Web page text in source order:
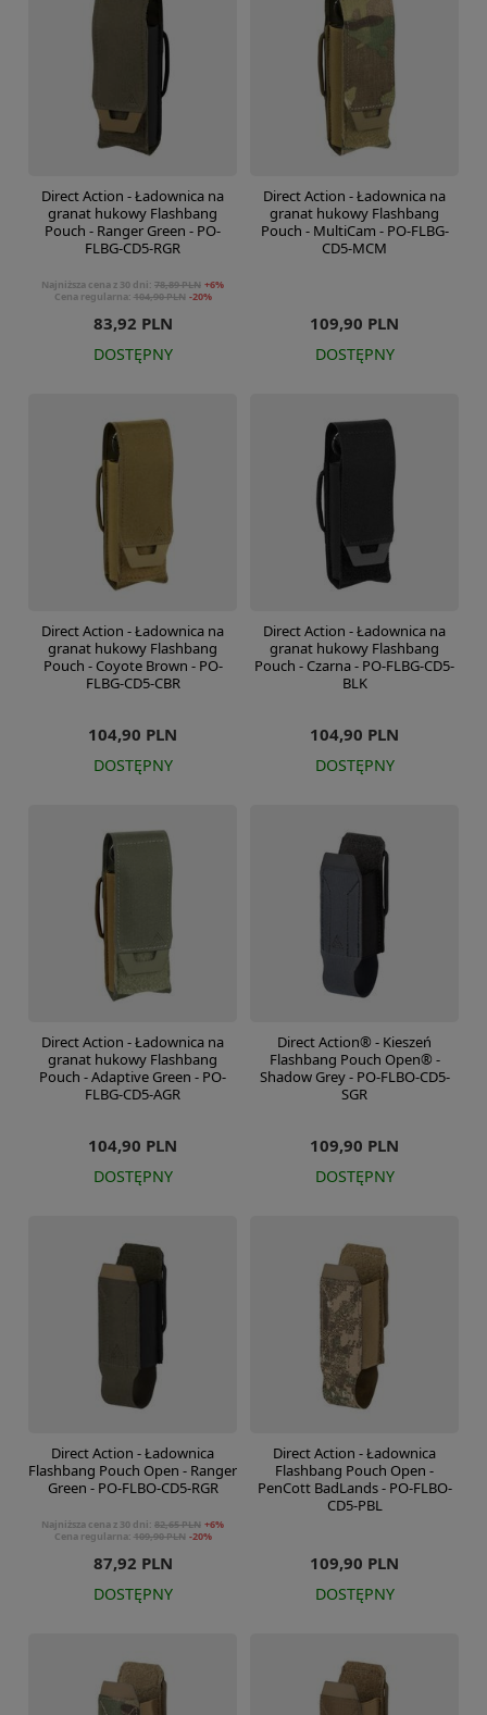
Direct Action - Ładownica na
granat hukowy Flashbang
Pouch - Ranger Green - PO-
FLBG-CD5-RGR
83,92 PLN
Najniższa cena z 30 dni: 78,89 PLN +6%
Cena regularna: 104,90 PLN -20%
DOSTĘPNY
Direct Action - Ładownica na
granat hukowy Flashbang
Pouch - MultiCam - PO-FLBG-
CD5-MCM
109,90 PLN
DOSTĘPNY
Direct Action - Ładownica na
granat hukowy Flashbang
Pouch - Coyote Brown - PO-
FLBG-CD5-CBR
104,90 PLN
DOSTĘPNY
Direct Action - Ładownica na
granat hukowy Flashbang
Pouch - Czarna - PO-FLBG-CD5-
BLK
104,90 PLN
DOSTĘPNY
Direct Action - Ładownica na
granat hukowy Flashbang
Pouch - Adaptive Green - PO-
FLBG-CD5-AGR
104,90 PLN
DOSTĘPNY
Direct Action® - Kieszeń
Flashbang Pouch Open® -
Shadow Grey - PO-FLBO-CD5-
SGR
109,90 PLN
DOSTĘPNY
Direct Action - Ładownica
Flashbang Pouch Open - Ranger
Green - PO-FLBO-CD5-RGR
87,92 PLN
Najniższa cena z 30 dni: 82,65 PLN +6%
Cena regularna: 109,90 PLN -20%
DOSTĘPNY
Direct Action - Ładownica
Flashbang Pouch Open -
PenCott BadLands - PO-FLBO-
CD5-PBL
109,90 PLN
DOSTĘPNY